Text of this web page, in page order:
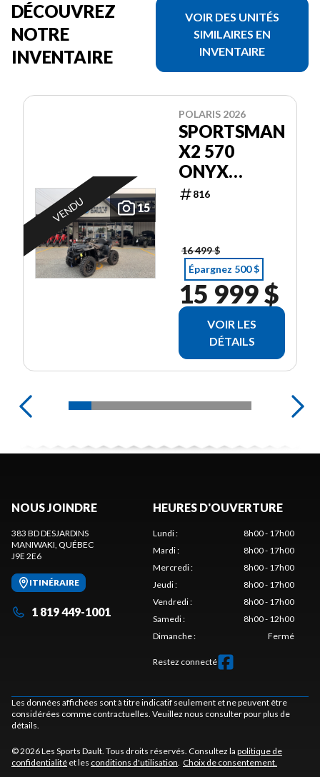
DÉCOUVREZ
NOTRE
INVENTAIRE
VOIR DES UNITÉS
SIMILAIRES EN
INVENTAIRE
15
VENDU
POLARIS 2026
SPORTSMAN
X2 570
ONYX
BLACK
816
16 499 $
Épargnez 500 $
15 999 $
VOIR LES
DÉTAILS
NOUS JOINDRE
383 BD DESJARDINS
MANIWAKI, QUÉBEC
J9E 2E6
ITINÉRAIRE
1 819 449-1001
HEURES D'OUVERTURE
Lundi:
8h00 - 17h00
Mardi:
8h00 - 17h00
Mercredi:
8h00 - 17h00
Jeudi:
8h00 - 17h00
Vendredi:
8h00 - 17h00
Samedi:
8h00 - 12h00
Dimanche: Fermé
Restez connecté
Les données affichées sont à titre indicatif seulement et ne peuvent être
considérées comme contractuelles. Veuillez nous consulter pour plus de
détails.
© 2026 Les Sports Dault. Tous droits réservés. Consultez la politique de
confidentialité et les conditions d'utilisation. Choix de consentement.